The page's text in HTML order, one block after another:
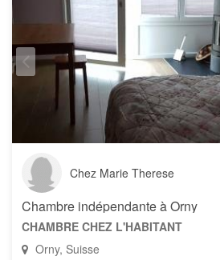
Chez Marie Therese
Chambre indépendante à Orny
CHAMBRE CHEZ L'HABITANT
Orny, Suisse